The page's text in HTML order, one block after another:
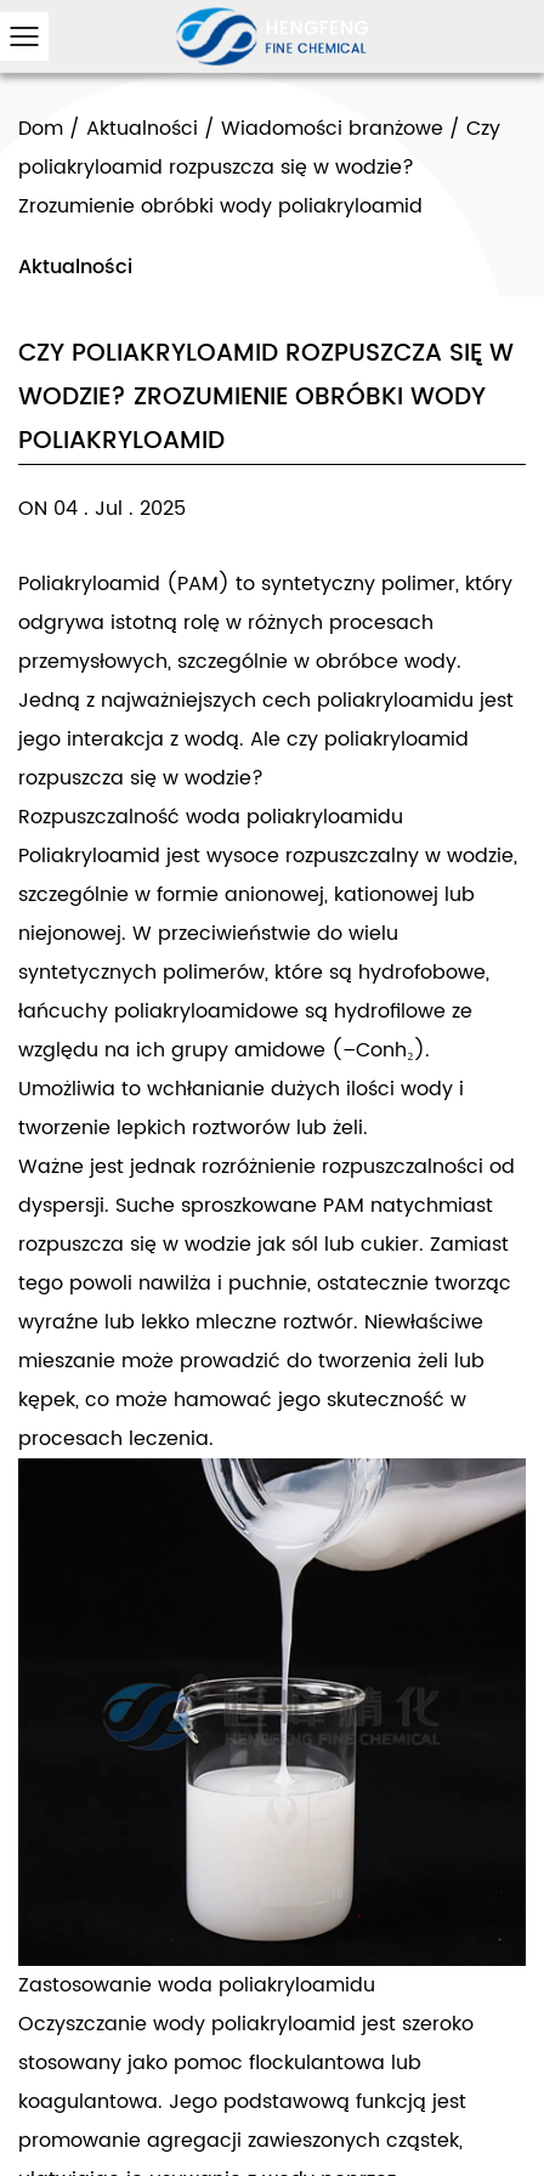
Dom / Aktualności / Wiadomości branżowe / Czy
poliakryloamid rozpuszcza się w wodzie?
Zrozumienie obróbki wody poliakryloamid
Aktualności
CZY POLIAKRYLOAMID ROZPUSZCZA SIĘ W
WODZIE? ZROZUMIENIE OBRÓBKI WODY
POLIAKRYLOAMID
ON 04 . Jul . 2025
Poliakryloamid (PAM) to syntetyczny polimer, który
odgrywa istotną rolę w różnych procesach
przemysłowych, szczególnie w obróbce wody.
Jedną z najważniejszych cech poliakryloamidu jest
jego interakcja z wodą. Ale czy poliakryloamid
rozpuszcza się w wodzie?
Rozpuszczalność woda poliakryloamidu
Poliakryloamid jest wysoce rozpuszczalny w wodzie,
szczególnie w formie anionowej, kationowej lub
niejonowej. W przeciwieństwie do wielu
syntetycznych polimerów, które są hydrofobowe,
łańcuchy poliakryloamidowe są hydrofilowe ze
względu na ich grupy amidowe (–Conh₂).
Umożliwia to wchłanianie dużych ilości wody i
tworzenie lepkich roztworów lub żeli.
Ważne jest jednak rozróżnienie rozpuszczalności od
dyspersji. Suche sproszkowane PAM natychmiast
rozpuszcza się w wodzie jak sól lub cukier. Zamiast
tego powoli nawilża i puchnie, ostatecznie tworząc
wyraźne lub lekko mleczne roztwór. Niewłaściwe
mieszanie może prowadzić do tworzenia żeli lub
kępek, co może hamować jego skuteczność w
procesach leczenia.
Zastosowanie woda poliakryloamidu
Oczyszczanie wody poliakryloamid jest szeroko
stosowany jako pomoc flockulantowa lub
koagulantowa. Jego podstawową funkcją jest
promowanie agregacji zawieszonych cząstek,